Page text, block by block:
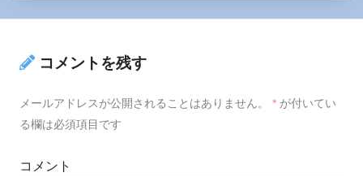
コメントを残す
メールアドレスが公開されることはありません。 * が付いてい
る欄は必須項目です
コメント